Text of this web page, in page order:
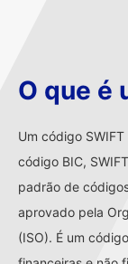
O que é
Um código
código BIC,
padrão de
aprovado pela
(ISO). É um